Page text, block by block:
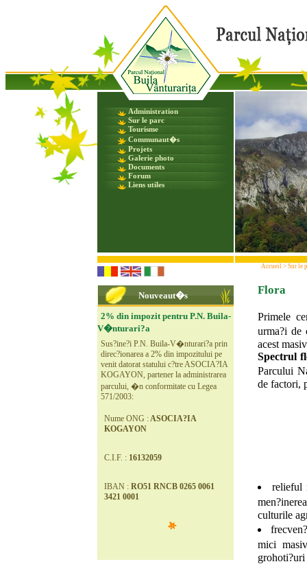
Administration
Sur le parc
Tourisme
Communaut�s
Projets
Galerie photo
Documents
Forum
Liens utiles
Nouveaut�s
2% din impozit pentru P.N. Buila-
V�nturari?a
Sus?ine?i P.N. Buila-V�nturari?a prin
direc?ionarea a 2% din impozitului pe
venit datorat statului c?tre ASOCIA?IA
KOGAYON, partener la administrarea
parcului, �n conformitate cu Legea
571/2003:
Nume ONG : ASOCIA?IA
KOGAYON
C.I.F. : 16132059
IBAN : RO51 RNCB 0265 0061
3421 0001
Accueil > Sur le
Flora
Primele
urma?i de
acest
Spectrul
Parcului
de factori,
relieful
culturile
mici
grohoti?uri